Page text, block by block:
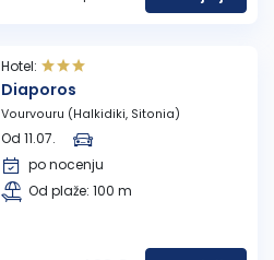
Hotel:
Diaporos
Vourvouru (Halkidiki, Sitonia)
Od 11.07.
po nocenju
Od plaže: 100 m